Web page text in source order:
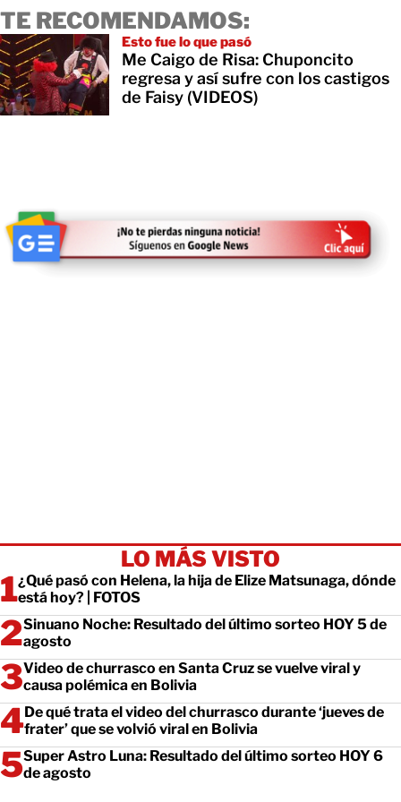
TE RECOMENDAMOS:
Esto fue lo que pasó
Me Caigo de Risa: Chuponcito
regresa y así sufre con los castigos
de Faisy (VIDEOS)
LO MÁS VISTO
¿Qué pasó con Helena, la hija de Elize Matsunaga, dónde
está hoy? | FOTOS
Sinuano Noche: Resultado del último sorteo HOY 5 de
agosto
Video de churrasco en Santa Cruz se vuelve viral y
causa polémica en Bolivia
De qué trata el video del churrasco durante ‘jueves de
frater’ que se volvió viral en Bolivia
Super Astro Luna: Resultado del último sorteo HOY 6
de agosto